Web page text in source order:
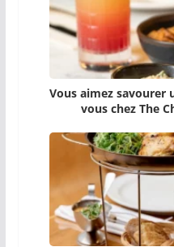
Vous aimez savourer
vous chez The